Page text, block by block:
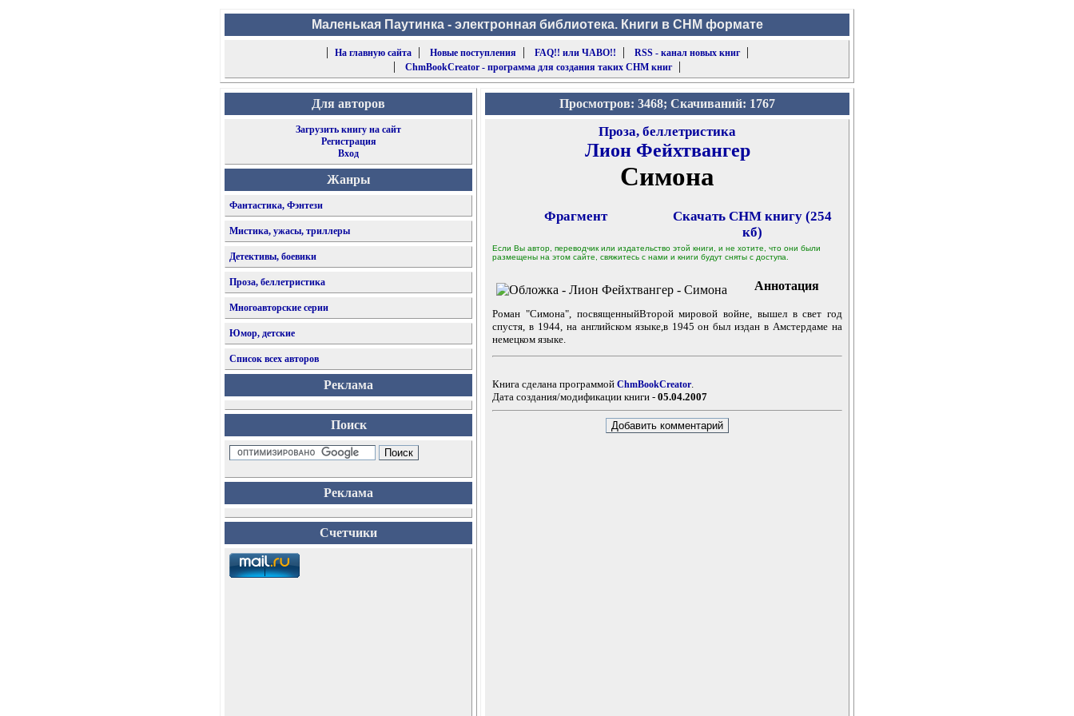
Маленькая Паутинка - электронная библиотека. Книги в CHM формате
|
На главную сайта| Новые поступления | FAQ!! или ЧАВО!! | RSS - канал новых книг|
|
ChmBookCreator - программа для создания таких CHM книг|
Для авторов
Загрузить книгу на сайт
Регистрация
Вход
Жанры
Фантастика, Фэнтези
Мистика, ужасы, триллеры
Детективы, боевики
Проза, беллетристика
Многоавторские серии
Юмор, детские
Список всех авторов
Реклама
Поиск
Реклама
Счетчики
Просмотров: 3468; Скачиваний: 1767
Проза, беллетристика
Лион Фейхтвангер
Симона
Фрагмент
Скачать CHM книгу (254
кб)
Если Вы автор, переводчик или издательство этой книги, и не хотите, что они были
размещены на этом сайте, свяжитесь с нами и книги будут сняты с доступа.
Аннотация
Роман "Симона", посвященныйВторой мировой войне, вышел в свет год
спустя, в 1944, на английском языке,в 1945 он был издан в Амстердаме на
немецком языке.
Книга сделана программой ChmBookCreator.
Дата создания/модификации книги - 05.04.2007